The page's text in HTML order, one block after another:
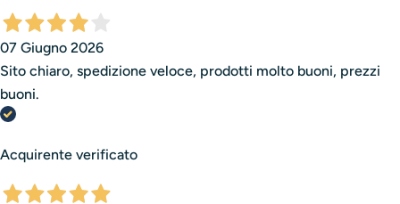
07 Giugno 2026
Sito chiaro, spedizione veloce, prodotti molto buoni, prezzi
buoni.
Acquirente verificato